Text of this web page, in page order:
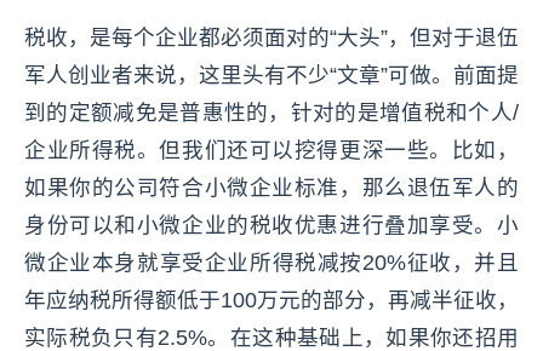
税收，是每个企业都必须面对的“大头”，但对于退伍
军人创业者来说，这里头有不少“文章”可做。前面提
到的定额减免是普惠性的，针对的是增值税和个人/
企业所得税。但我们还可以挖得更深一些。比如，
如果你的公司符合小微企业标准，那么退伍军人的
身份可以和小微企业的税收优惠进行叠加享受。小
微企业本身就享受企业所得税减按20%征收，并且
年应纳税所得额低于100万元的部分，再减半征收，
实际税负只有2.5%。在这种基础上，如果你还招用